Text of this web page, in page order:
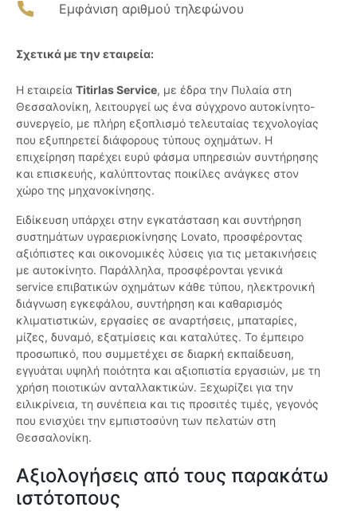
Εμφάνιση αριθμού τηλεφώνου
Σχετικά με την εταιρεία:
Η εταιρεία Titirlas Service, με έδρα την Πυλαία στη
Θεσσαλονίκη, λειτουργεί ως ένα σύγχρονο αυτοκίνητο-
συνεργείο, με πλήρη εξοπλισμό τελευταίας τεχνολογίας
που εξυπηρετεί διάφορους τύπους οχημάτων. Η
επιχείρηση παρέχει ευρύ φάσμα υπηρεσιών συντήρησης
και επισκευής, καλύπτοντας ποικίλες ανάγκες στον
χώρο της μηχανοκίνησης.
Ειδίκευση υπάρχει στην εγκατάσταση και συντήρηση
συστημάτων υγραεριοκίνησης Lovato, προσφέροντας
αξιόπιστες και οικονομικές λύσεις για τις μετακινήσεις
με αυτοκίνητο. Παράλληλα, προσφέρονται γενικά
service επιβατικών οχημάτων κάθε τύπου, ηλεκτρονική
διάγνωση εγκεφάλου, συντήρηση και καθαρισμός
κλιματιστικών, εργασίες σε αναρτήσεις, μπαταρίες,
μίζες, δυναμό, εξατμίσεις και καταλύτες. Το έμπειρο
προσωπικό, που συμμετέχει σε διαρκή εκπαίδευση,
εγγυάται υψηλή ποιότητα και αξιοπιστία εργασιών, με τη
χρήση ποιοτικών ανταλλακτικών. Ξεχωρίζει για την
ειλικρίνεια, τη συνέπεια και τις προσιτές τιμές, γεγονός
που ενισχύει την εμπιστοσύνη των πελατών στη
Θεσσαλονίκη.
Αξιολογήσεις από τους παρακάτω
ιστότοπους